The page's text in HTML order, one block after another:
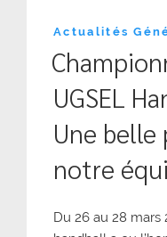
Actualités
UGSEL
Une belle
notre
Du 26 au 28